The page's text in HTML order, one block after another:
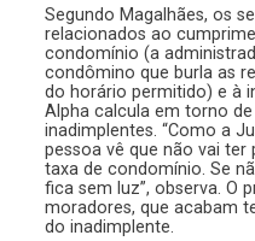
Segundo Magalhães, os
relacionados ao
condomínio (a
condômino que burla as
do horário permitido) e à
Alpha calcula em torno
inadimplentes. “Como a
pessoa vê que não vai ter
taxa de condomínio. Se
fica sem luz”, observa. O
moradores, que acabam
do inadimplente.